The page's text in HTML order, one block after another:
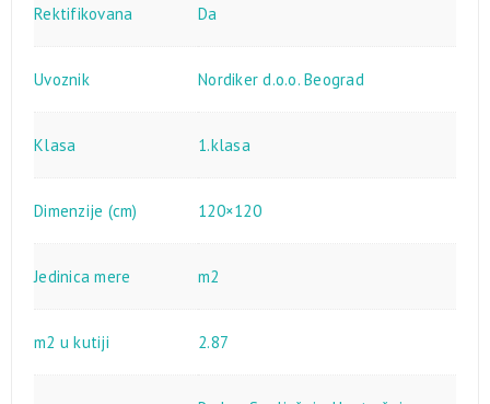
Rektifikovana Da
Uvoznik Nordiker d.o.o. Beograd
Klasa 1.klasa
Dimenzije (cm) 120×120
Jedinica mere m2
m2 u kutiji 2.87